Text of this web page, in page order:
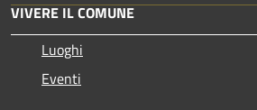
VIVERE IL COMUNE
Luoghi
Eventi